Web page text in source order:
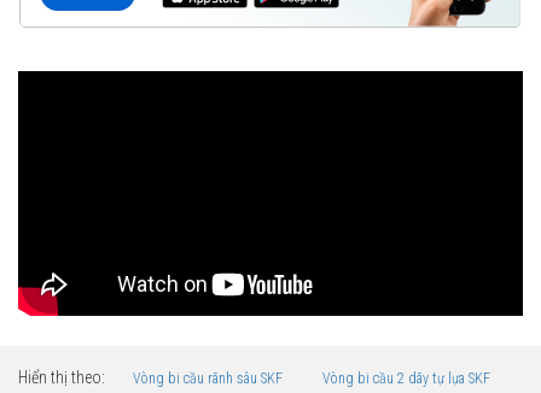
Hiển thị theo: Vòng bi cầu rãnh sâu SKF Vòng bi cầu 2 dãy tự lựa SKF